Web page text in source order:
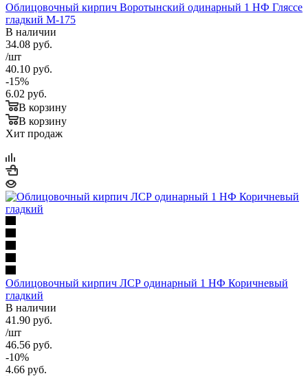
Облицовочный кирпич Воротынский одинарный 1 НФ Гляссе
гладкий М-175
В наличии
34.08 руб.
/шт
40.10 руб.
-15%
6.02 руб.
В корзину
В корзину
Хит продаж
Облицовочный кирпич ЛСР одинарный 1 НФ Коричневый
гладкий
В наличии
41.90 руб.
/шт
46.56 руб.
-10%
4.66 руб.